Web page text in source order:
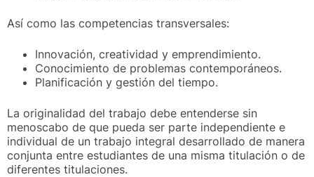
Así como las competencias transversales:
Innovación, creatividad y emprendimiento.
Conocimiento de problemas contemporáneos.
Planificación y gestión del tiempo.
La originalidad del trabajo debe entenderse sin
menoscabo de que pueda ser parte independiente e
individual de un trabajo integral desarrollado de manera
conjunta entre estudiantes de una misma titulación o de
diferentes titulaciones.